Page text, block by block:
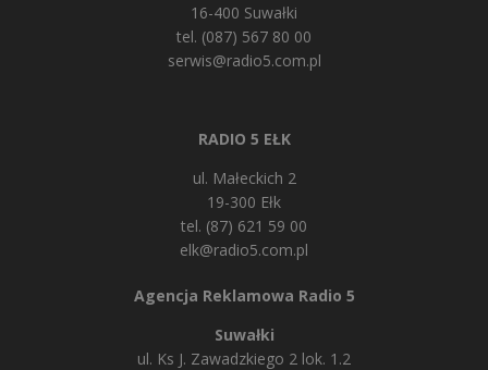
16-400 Suwałki
tel. (087) 567 80 00
serwis@radio5.com.pl
RADIO 5 EŁK
ul. Małeckich 2
19-300 Ełk
tel. (87) 621 59 00
elk@radio5.com.pl
Agencja Reklamowa Radio 5
Suwałki
ul. Ks J. Zawadzkiego 2 lok. 1.2